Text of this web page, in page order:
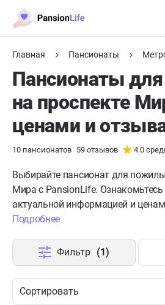
Главная Пансионаты
Пансионаты
на проспекте
ценами и
10 пансионатов 59 отзывов 4.0
Выбирайте пансионат для
Мира с PansionLife.
актуальной информацией и
Подробнее
Сортировать
Фильтр (1)